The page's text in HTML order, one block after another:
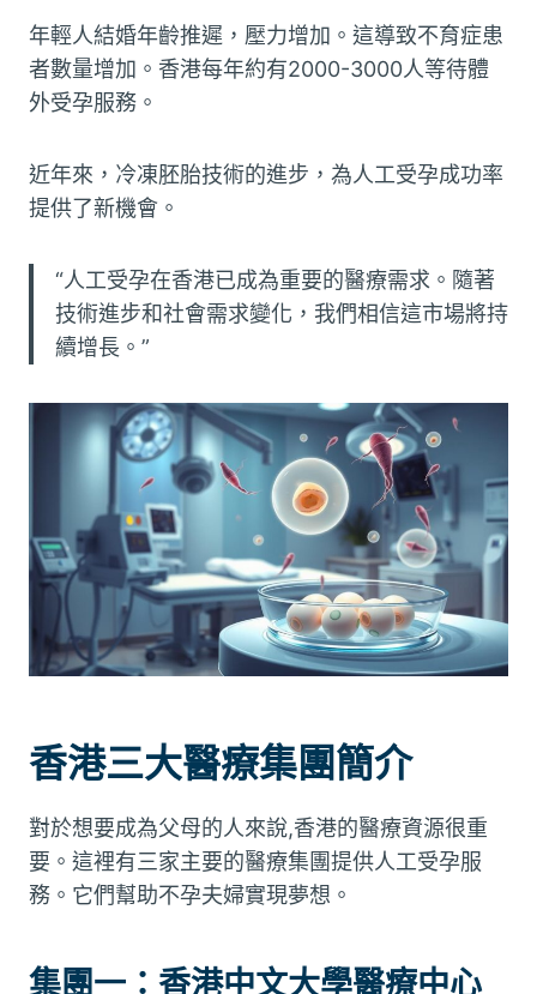
年輕人結婚年齡推遲，壓力增加。這導致不育症患
者數量增加。香港每年約有2000-3000人等待體
外受孕服務。
近年來，冷凍胚胎技術的進步，為人工受孕成功率
提供了新機會。
“人工受孕在香港已成為重要的醫療需求。隨著
技術進步和社會需求變化，我們相信這市場將持
續增長。”
香港三大醫療集團簡介
對於想要成為父母的人來說,香港的醫療資源很重
要。這裡有三家主要的醫療集團提供人工受孕服
務。它們幫助不孕夫婦實現夢想。
集團一：香港中文大學醫療中心